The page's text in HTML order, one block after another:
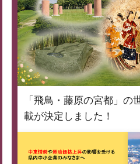
「飛鳥・藤原の宮都」の
載が決定しました！